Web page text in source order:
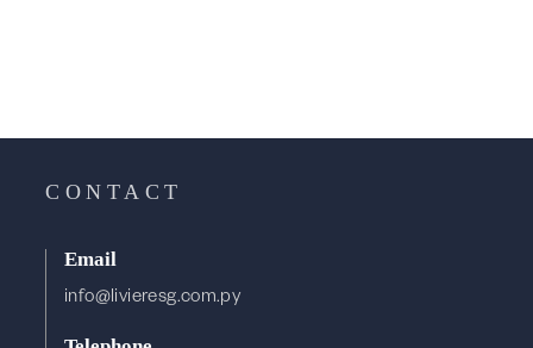
CONTACT
Email
info@livieresg.com.py